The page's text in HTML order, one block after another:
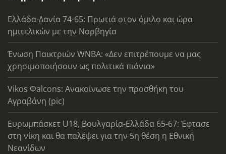
Ελλάδα-Δανία 74-65: Πρωτιά στον όμιλο και ώρα
ημιτελικών με την Νορβηγία
Ένωση Παικτριών WNBA: «Δεν επιτρέπουμε να μας
χρησιμοποιήσουν ως πολιτικά πιόνια»
Vikos Φalcons: Ανακοίνωσε την προσθήκη του
Αγραβάνη (pic)
Ευρωμπάσκετ U18, Βουλγαρία-Ελλάδα 65-67: Έφτασε
στη νίκη και θα παλέψει για την 5η θέση η Εθνική
Νεανίδων